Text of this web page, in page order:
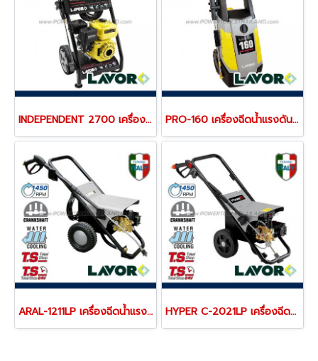
INDEPENDENT 2700 เครื่องฉีดน้ำแรงดันสูง 200 บาร์ PRO-160 เครื่องฉีดน้ำแรงดันสูง 160 บาร์
ARAL-1211LP เครื่องฉีดน้ำแรงดันสูง 30-125 บาร์ (น้ำเย็น) HYPER C-2021LP เครื่องฉีดน้ำแรงดันสูง 200 (น้ำเย็น)